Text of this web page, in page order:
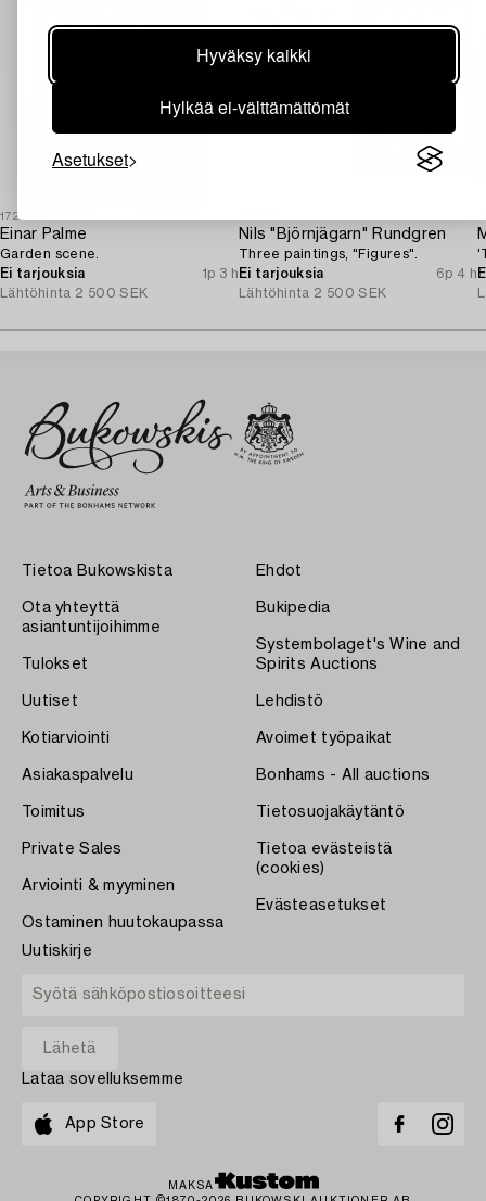
Hyväksy kaikki
Hylkää ei-välttämättömät
Asetukset
1728809
Einar Palme
Garden scene.
Ei tarjouksia
1p 3 h
Lähtöhinta 2 500 SEK
Nils "Björnjägarn" Rundgren
Three paintings, "Figures".
Ei tarjouksia
6p 4 h
Lähtöhinta 2 500 SEK
Tietoa Bukowskista
Ota yhteyttä
asiantuntijoihimme
Tulokset
Uutiset
Kotiarviointi
Asiakaspalvelu
Toimitus
Private Sales
Arviointi & myyminen
Ostaminen huutokaupassa
Ehdot
Bukipedia
Systembolaget's Wine and
Spirits Auctions
Lehdistö
Avoimet työpaikat
Bonhams - All auctions
Tietosuojakäytäntö
Tietoa evästeistä
(cookies)
Evästeasetukset
Uutiskirje
Lataa sovelluksemme
App Store
MAKSA